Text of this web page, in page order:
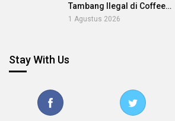
Tambang Ilegal di Coffee…
1 Agustus 2026
Stay With Us